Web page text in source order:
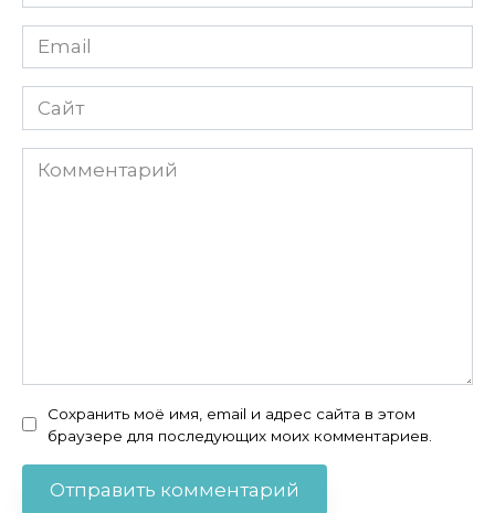
Email
Сайт
Комментарий
Сохранить моё имя, email и адрес сайта в этом
браузере для последующих моих комментариев.